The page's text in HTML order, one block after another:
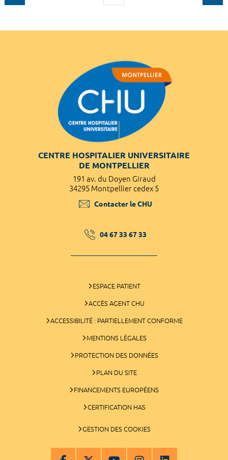
CENTRE HOSPITALIER UNIVERSITAIRE
DE MONTPELLIER
191 av. du Doyen Giraud
34295 Montpellier cedex 5
Contacter le CHU
04 67 33 67 33
ESPACE PATIENT
ACCÈS AGENT CHU
ACCESSIBILITÉ : PARTIELLEMENT CONFORME
MENTIONS LÉGALES
PROTECTION DES DONNÉES
PLAN DU SITE
FINANCEMENTS EUROPÉENS
CERTIFICATION HAS
GESTION DES COOKIES